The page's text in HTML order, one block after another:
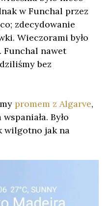
w Funchal przez
zdecydowanie
Wieczorami było
Funchal nawet
bez
promem z Algarve,
Było
wilgotno jak na